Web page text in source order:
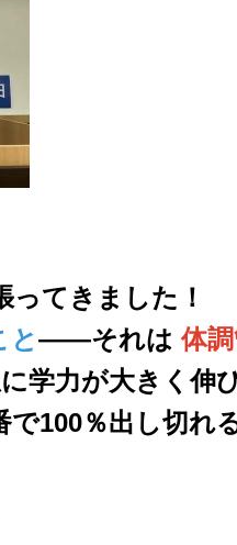
ってきました！
と――それは体
学力が大きく伸
で100％出し切れ